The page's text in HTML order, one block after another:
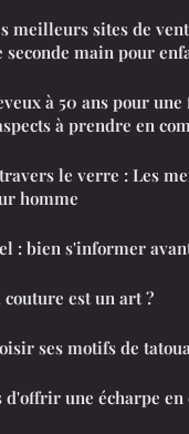
meilleurs sites de
seconde main pour
à 50 ans pour une
à prendre en
le verre : Les
homme
: bien s'informer
est un art ?
ses motifs de
d'offrir une écharpe en